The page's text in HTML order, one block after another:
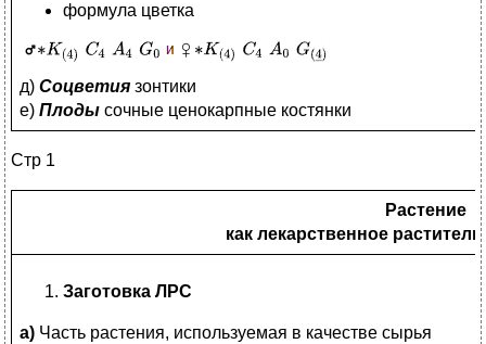
формула цветка
д) Соцветия зонтики
е) Плоды сочные ценокарпные костянки
Стр 1
Растение
как лекарственное
Заготовка ЛРС
а) Часть растения, используемая в качестве сырья